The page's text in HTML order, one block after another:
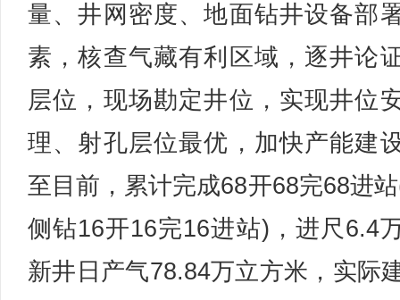
量、井网密度、地面钻井设备部
素，核查气藏有利区域，逐井论
层位，现场勘定井位，实现井位
理、射孔层位最优，加快产能建
至目前，累计完成68开68完68进
侧钻16开16完16进站)，进尺6.4
新井日产气78.84万立方米，实际